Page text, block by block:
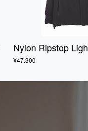
Nylon Ripstop
¥47,300